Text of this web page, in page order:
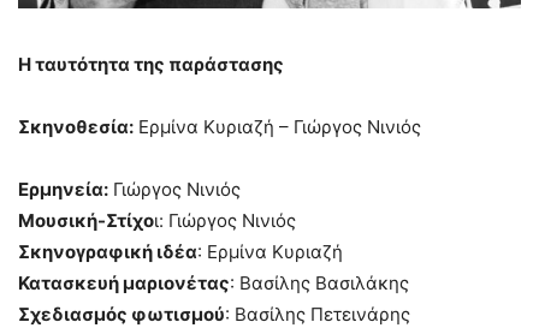
Η ταυτότητα της παράστασης
Σκηνοθεσία: Ερμίνα Κυριαζή – Γιώργος Νινιός
Ερμηνεία: Γιώργος Νινιός
Μουσική-Στίχοι: Γιώργος Νινιός
Σκηνογραφική ιδέα: Ερμίνα Κυριαζή
Κατασκευή μαριονέτας: Βασίλης Βασιλάκης
Σχεδιασμός φωτισμού: Βασίλης Πετεινάρης